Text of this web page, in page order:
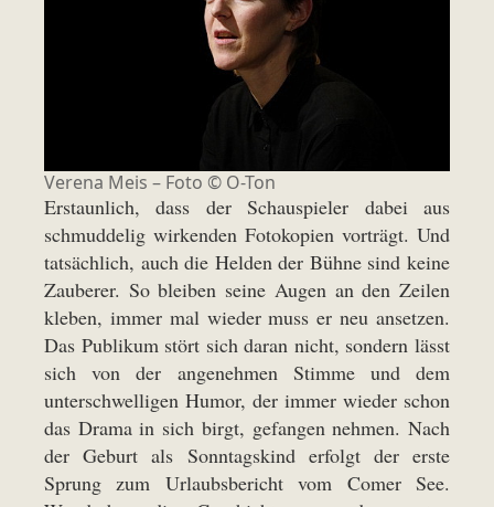
Verena Meis – Foto © O-Ton
Erstaunlich, dass der Schauspieler dabei aus
schmuddelig wirkenden Fotokopien vorträgt. Und
tatsächlich, auch die Helden der Bühne sind keine
Zauberer. So bleiben seine Augen an den Zeilen
kleben, immer mal wieder muss er neu ansetzen.
Das Publikum stört sich daran nicht, sondern lässt
sich von der angenehmen Stimme und dem
unterschwelligen Humor, der immer wieder schon
das Drama in sich birgt, gefangen nehmen. Nach
der Geburt als Sonntagskind erfolgt der erste
Sprung zum Urlaubsbericht vom Comer See.